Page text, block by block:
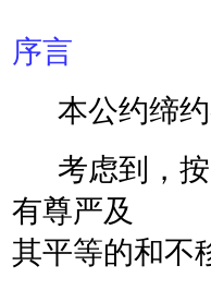
序言
本公约缔约
考虑到，按
有尊严及
其平等的和不